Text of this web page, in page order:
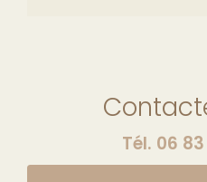
Tél. 06